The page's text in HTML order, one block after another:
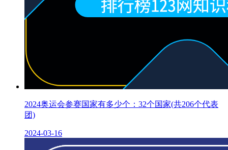
2024奥运会参赛国家有多少个：32个国家(共206个代表
团)
2024-03-16